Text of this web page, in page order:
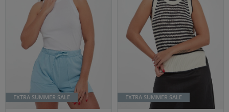
EXTRA SUMMER SALE EXTRA SUMMER SALE